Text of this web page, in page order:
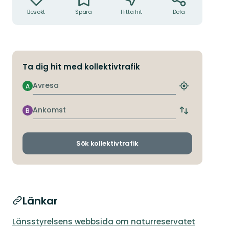
Besökt Spara Hitta hit Dela
Ta dig hit med kollektivtrafik
Avresa
A
Hitta
hållplats
Ankomst
B
Byt
och
Sök kollektivtrafik
Länkar
Länsstyrelsens webbsida om naturreservatet